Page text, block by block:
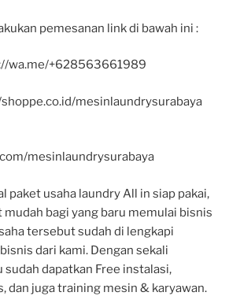
pemesanan link di bawah ini :
wa.me/+628563661989
mesinlaundrysurabaya
mesinlaundrysurabaya
paket usaha laundry All in siap pakai,
mudah bagi yang baru memulai bisnis
tersebut sudah di lengkapi
dari kami. Dengan sekali
sudah dapatkan Free instalasi,
dan juga training mesin & karyawan.